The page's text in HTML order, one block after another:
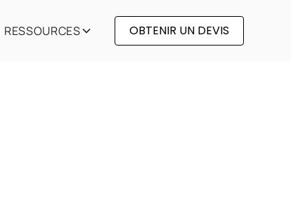
RESSOURCES OBTENIR UN DEVIS